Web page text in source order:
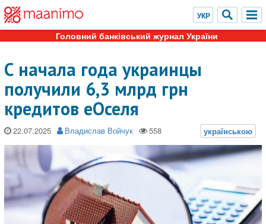
Головний банківський журнал України
С начала года украинцы
получили 6,3 млрд грн
кредитов еОселя
22.07.2025 Владислав Войчук